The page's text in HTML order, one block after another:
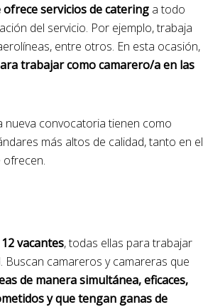
servicios de catering a todo
del servicio. Por ejemplo, trabaja
entre otros. En esta ocasión,
trabajar como camarero/a en las
nueva convocatoria tienen como
más altos de calidad, tanto en el
ofrecen.
vacantes, todas ellas para trabajar
camareros y camareras que
de manera simultánea, eficaces,
y que tengan ganas de